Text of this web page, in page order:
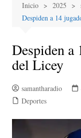
Inicio 2025
Despiden a 14
Despiden a
del Licey
samantharadio
Deportes